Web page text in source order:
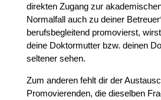
direkten Zugang zur
Normalfall auch zu deiner
berufsbegleitend promovierst,
deine Doktormutter bzw. deinen
seltener sehen.
Zum anderen fehlt dir der
Promovierenden, die dieselben